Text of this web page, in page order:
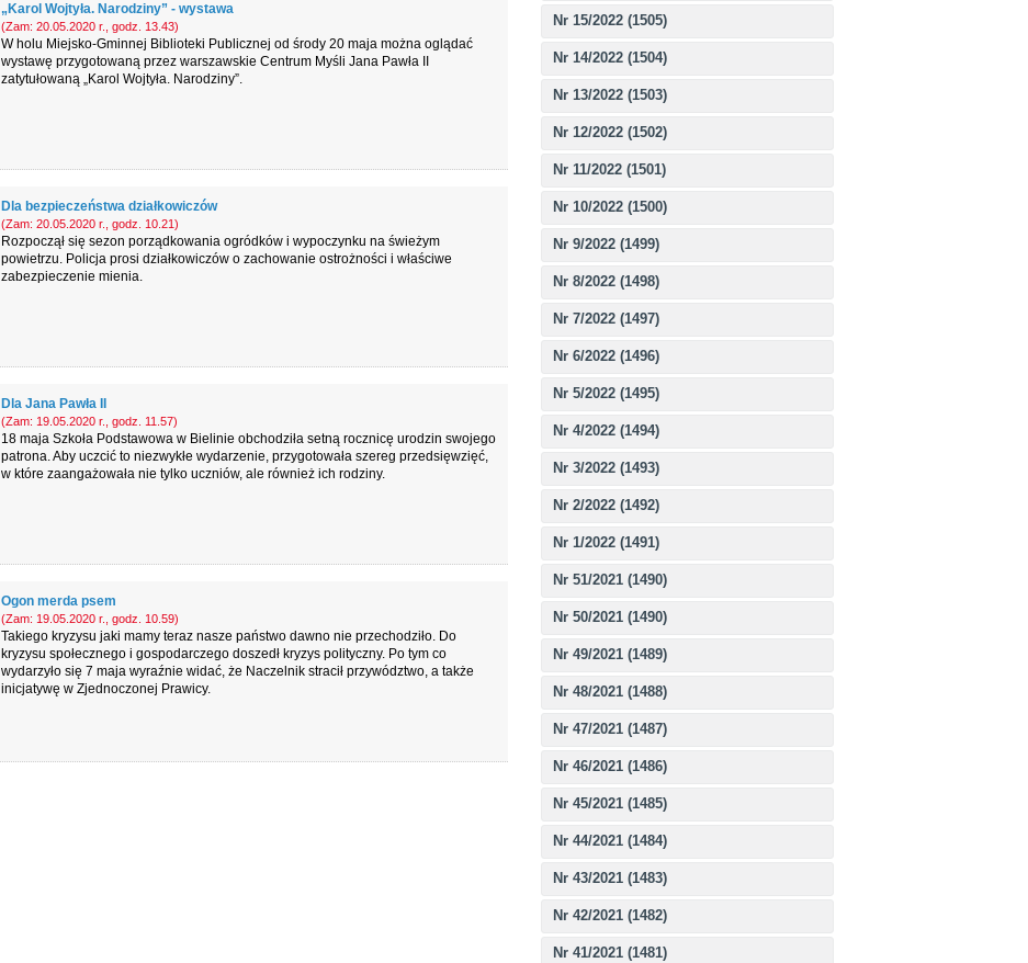
Nr 15/2022 (1505)
Nr 14/2022 (1504)
Nr 13/2022 (1503)
Nr 12/2022 (1502)
Nr 11/2022 (1501)
Nr 10/2022 (1500)
Nr 9/2022 (1499)
Nr 8/2022 (1498)
Nr 7/2022 (1497)
Nr 6/2022 (1496)
Nr 5/2022 (1495)
Nr 4/2022 (1494)
Nr 3/2022 (1493)
Nr 2/2022 (1492)
Nr 1/2022 (1491)
Nr 51/2021 (1490)
Nr 50/2021 (1490)
Nr 49/2021 (1489)
Nr 48/2021 (1488)
Nr 47/2021 (1487)
Nr 46/2021 (1486)
Nr 45/2021 (1485)
Nr 44/2021 (1484)
Nr 43/2021 (1483)
Nr 42/2021 (1482)
Nr 41/2021 (1481)
„Karol Wojtyła. Narodziny” - wystawa
(Zam: 20.05.2020 r., godz. 13.43)
W holu Miejsko-Gminnej Biblioteki Publicznej od środy 20 maja można oglądać
wystawę przygotowaną przez warszawskie Centrum Myśli Jana Pawła II
zatytułowaną „Karol Wojtyła. Narodziny”.
Dla bezpieczeństwa działkowiczów
(Zam: 20.05.2020 r., godz. 10.21)
Rozpoczął się sezon porządkowania ogródków i wypoczynku na świeżym
powietrzu. Policja prosi działkowiczów o zachowanie ostrożności i właściwe
zabezpieczenie mienia.
Dla Jana Pawła II
(Zam: 19.05.2020 r., godz. 11.57)
18 maja Szkoła Podstawowa w Bielinie obchodziła setną rocznicę urodzin swojego
patrona. Aby uczcić to niezwykłe wydarzenie, przygotowała szereg przedsięwzięć,
w które zaangażowała nie tylko uczniów, ale również ich rodziny.
Ogon merda psem
(Zam: 19.05.2020 r., godz. 10.59)
Takiego kryzysu jaki mamy teraz nasze państwo dawno nie przechodziło. Do
kryzysu społecznego i gospodarczego doszedł kryzys polityczny. Po tym co
wydarzyło się 7 maja wyraźnie widać, że Naczelnik stracił przywództwo, a także
inicjatywę w Zjednoczonej Prawicy.